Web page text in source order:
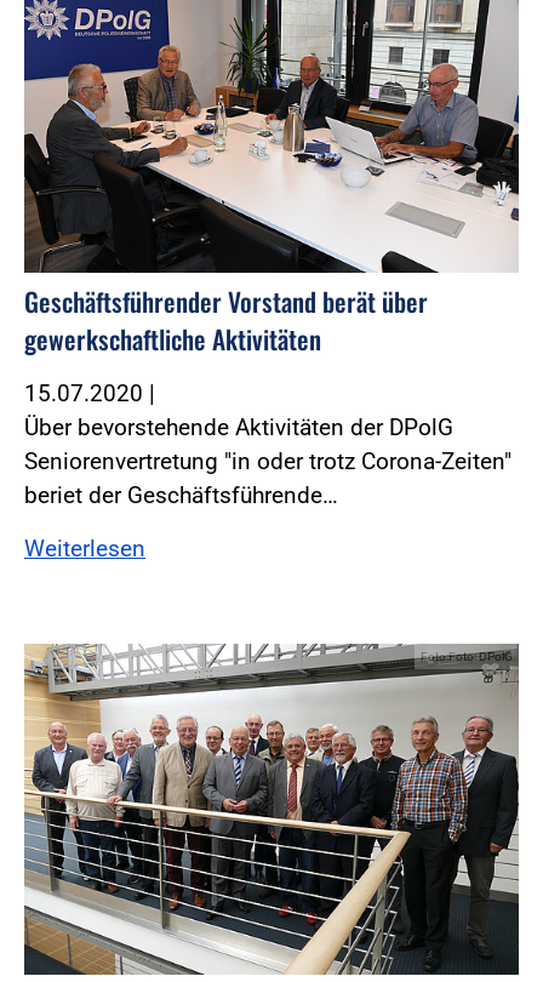
Geschäftsführender Vorstand berät über
gewerkschaftliche Aktivitäten
15.07.2020 |
Über bevorstehende Aktivitäten der DPolG
Seniorenvertretung "in oder trotz Corona-Zeiten"
beriet der Geschäftsführende…
Weiterlesen
Foto:Foto: DPolG